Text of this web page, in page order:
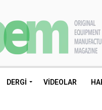
DERGI VIDEOLAR